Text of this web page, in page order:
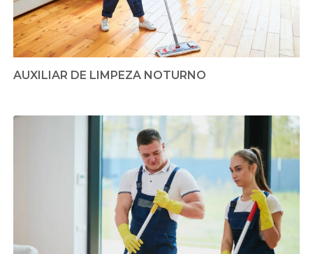
AUXILIAR DE LIMPEZA NOTURNO